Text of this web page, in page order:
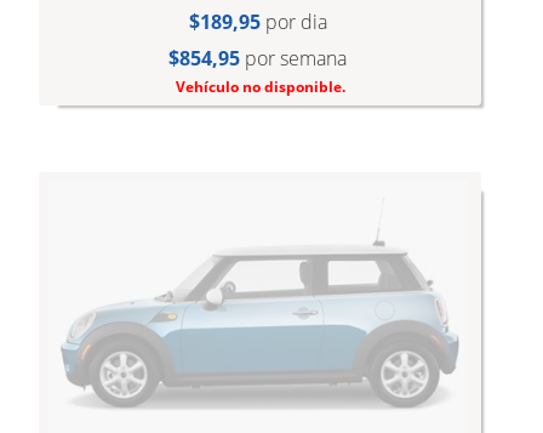
$189,95por dia
$854,95 por semana
Vehículo no disponible.